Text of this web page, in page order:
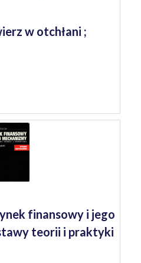
w otchłani ;
finansowy i jego
teorii i praktyki